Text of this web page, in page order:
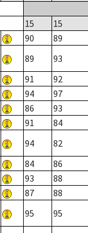
15
15
90 89
89 93
91 92
94 97
86 93
91 84
94 82
84 86
93 88
87 88
95 95